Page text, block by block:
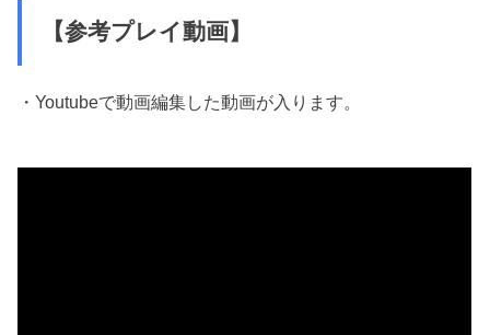
【参考プレイ動画】
・Youtubeで動画編集した動画が入ります。